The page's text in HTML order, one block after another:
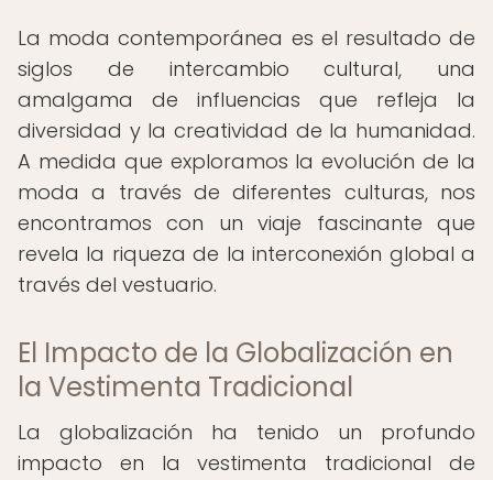
La moda contemporánea es el resultado de
siglos de intercambio cultural, una
amalgama de influencias que refleja la
diversidad y la creatividad de la humanidad.
A medida que exploramos la evolución de la
moda a través de diferentes culturas, nos
encontramos con un viaje fascinante que
revela la riqueza de la interconexión global a
través del vestuario.
El Impacto de la Globalización en
la Vestimenta Tradicional
La globalización ha tenido un profundo
impacto en la vestimenta tradicional de